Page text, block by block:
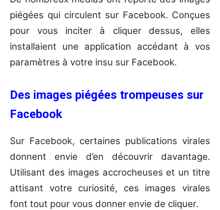
piégées qui circulent sur Facebook. Conçues
pour vous inciter à cliquer dessus, elles
installaient une application accédant à vos
paramètres à votre insu sur Facebook.
Des images piégées trompeuses sur
Facebook
Sur Facebook, certaines publications virales
donnent envie d’en découvrir davantage.
Utilisant des images accrocheuses et un titre
attisant votre curiosité, ces images virales
font tout pour vous donner envie de cliquer.